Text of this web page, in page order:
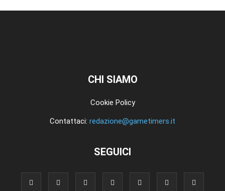
CHI SIAMO
Cookie Policy
Contattaci: redazione@gametimers.it
SEGUICI